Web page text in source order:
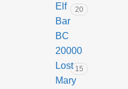
Elf
Bar
BC
20000
20
Lost
Mary
15